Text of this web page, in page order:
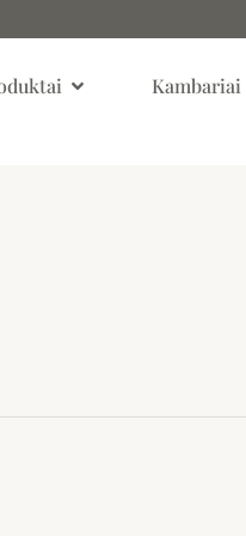
Open Produktai
Kambariai